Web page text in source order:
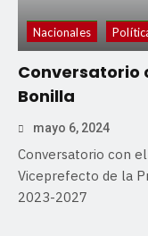
Nacionales
Conversatorio
Bonilla
mayo 6, 2024
Conversatorio con
Viceprefecto de la
2023-2027